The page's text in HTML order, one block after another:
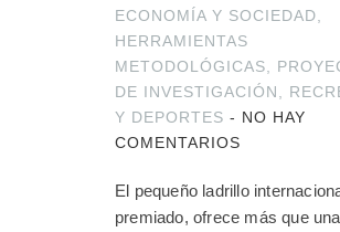
ECONOMÍA Y SOCIEDAD
HERRAMIENTAS
METODOLÓGICAS
DE INVESTIGACIÓN
Y DEPORTES - NO HAY
COMENTARIOS
El pequeño ladrillo
premiado, ofrece más que una